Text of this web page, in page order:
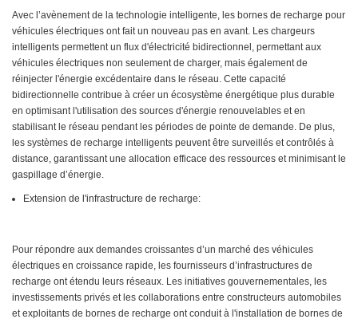
Avec l’avènement de la technologie intelligente, les bornes de recharge pour
véhicules électriques ont fait un nouveau pas en avant. Les chargeurs
intelligents permettent un flux d'électricité bidirectionnel, permettant aux
véhicules électriques non seulement de charger, mais également de
réinjecter l'énergie excédentaire dans le réseau. Cette capacité
bidirectionnelle contribue à créer un écosystème énergétique plus durable
en optimisant l'utilisation des sources d'énergie renouvelables et en
stabilisant le réseau pendant les périodes de pointe de demande. De plus,
les systèmes de recharge intelligents peuvent être surveillés et contrôlés à
distance, garantissant une allocation efficace des ressources et minimisant le
gaspillage d’énergie.
Extension de l'infrastructure de recharge:
Pour répondre aux demandes croissantes d’un marché des véhicules
électriques en croissance rapide, les fournisseurs d’infrastructures de
recharge ont étendu leurs réseaux. Les initiatives gouvernementales, les
investissements privés et les collaborations entre constructeurs automobiles
et exploitants de bornes de recharge ont conduit à l'installation de bornes de